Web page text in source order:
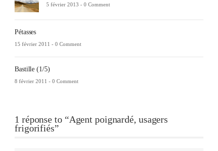
5 février 2013 - 0 Comment
Pétasses
15 février 2011 - 0 Comment
Bastille (1/5)
8 février 2011 - 0 Comment
1 réponse to “Agent poignardé, usagers
frigorifiés”